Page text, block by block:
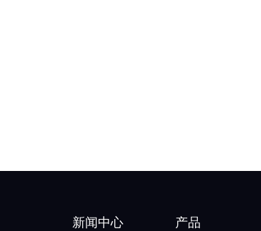
新闻中心 产品